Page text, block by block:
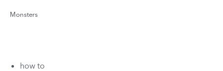
Monsters
how to